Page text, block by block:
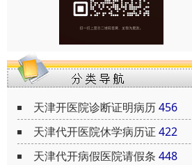
天津开医院诊断证明病历456
天津代开医院休学病历证 422
天津代开病假医院请假条 448